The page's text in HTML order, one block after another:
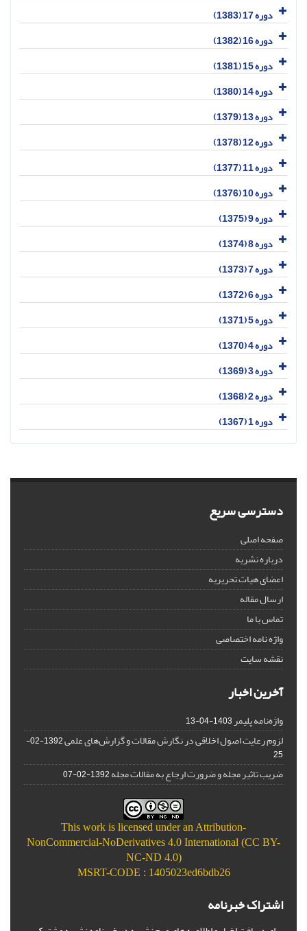
دوره 17 (1383)
دوره 16 (1382)
دوره 15 (1381)
دوره 14 (1380)
دوره 13 (1379)
دوره 12 (1378)
دوره 11 (1377)
دوره 10 (1376)
دوره 9 (1375)
دوره 8 (1374)
دوره 7 (1373)
دوره 6 (1372)
دوره 5 (1371)
دوره 4 (1370)
دوره 3 (1369)
دوره 2 (1368)
دوره 1 (1367)
دسترسی سریع
صفحه اصلی
درباره نشریه
اعضای هیات تحریریه
ارسال مقاله
تماس با ما
واژه نامه اختصاصی
نقشه سایت
آخرین اخبار
واژه‌نامه پلیمر1403-04-13
لزوم رعایت اصول اخلاقی در نگارش مقالات و گزارش‌‌های علمی
1392-02-
25
ضریب تاثیر مجله و ضرورت ارجاع به مقالات مجله1392-02-07
This work is licensed under an Attribution-
NonCommercial-NoDerivatives 4.0 International (CC BY-
NC-ND 4.0)
MSRT-CODE : 1405023ed6bdb26
اشتراک خبرنامه